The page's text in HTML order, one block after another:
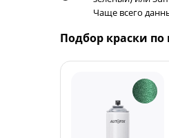
Чаще всего
Подбор краски по